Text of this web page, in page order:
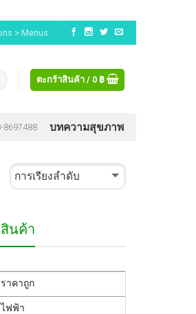
> Menus
ตะกร้าสินค้า / 0 ฿
8697488 บทความสุขภาพ
นค้า
าคาถูก
ไฟฟ้า